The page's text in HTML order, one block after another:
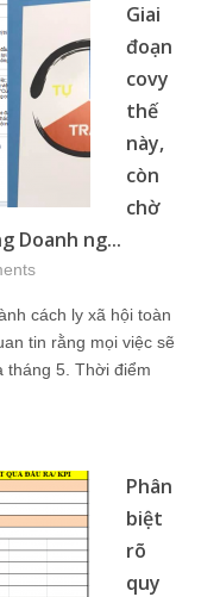
Giai
đoạn
covy
thế
này,
còn
chờ
Doanh ng...
cách ly xã hội toàn
tin rằng mọi việc sẽ
tháng 5. Thời điểm
Phân
biệt
rõ
quy